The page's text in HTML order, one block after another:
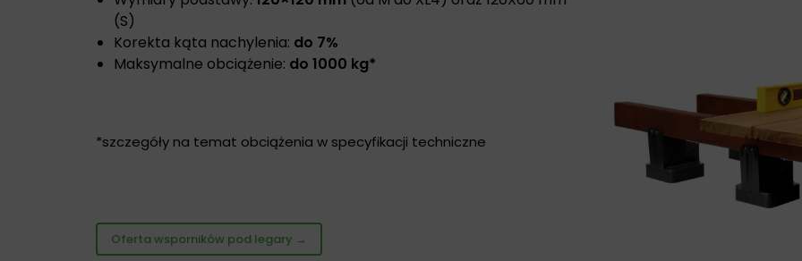
(S)
Korekta kąta nachylenia: do 7%
Maksymalne obciążenie: do 1000 kg*
*szczegóły na temat obciążenia w specyfikacji techniczne
Oferta wsporników pod legary →